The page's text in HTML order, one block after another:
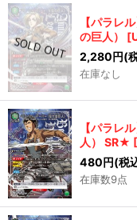
【パラレ
の巨人）
[
2,280円(
在庫なし
【パラレ
人） SR★ [
480円(税
在庫数9点